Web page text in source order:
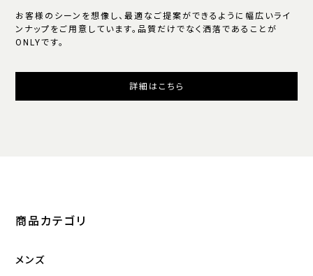
お客様のシーンを想像し、最適なご提案ができるように幅広いライ
ンナップをご用意しています。品質だけでなく洒落であることが
ONLYです。
詳細はこちら
商品カテゴリ
メンズ